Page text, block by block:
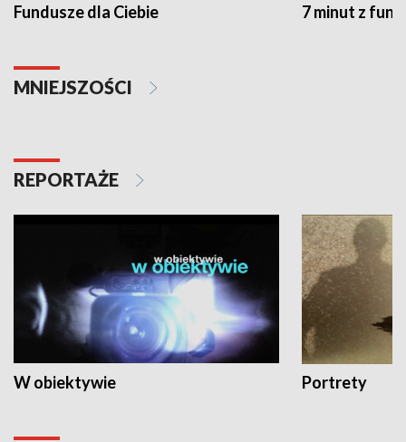
Fundusze dla Ciebie 7 minut z
MNIEJSZOŚCI
REPORTAŻE
W obiektywie Portrety